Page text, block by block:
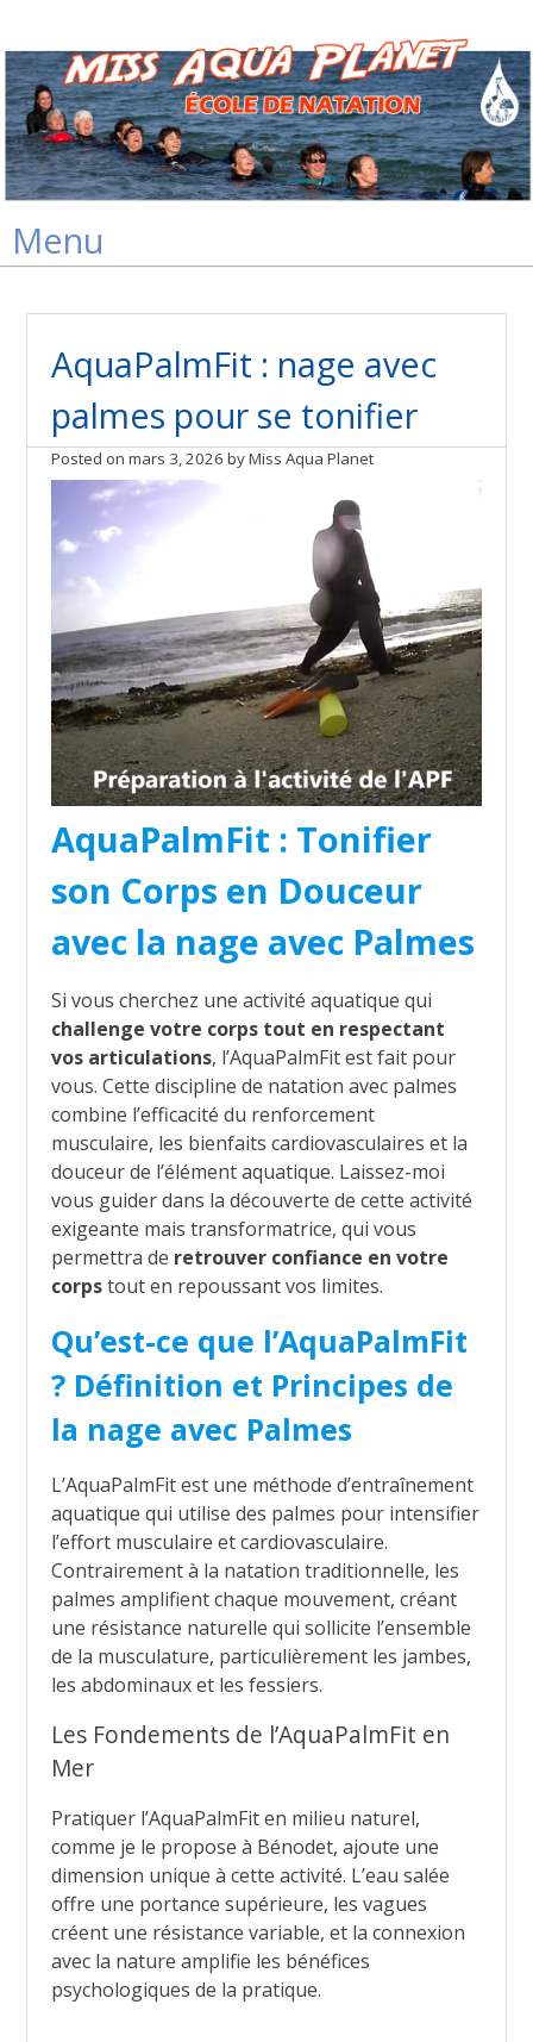
Menu
Skip
to
AquaPalmFit : nage avec
palmes pour se tonifier
Posted onmars 3, 2026 byMiss Aqua Planet
AquaPalmFit : Tonifier
son Corps en Douceur
avec la nage avec Palmes
Si vous cherchez une activité aquatique qui
challenge votre corps tout en respectant
vos articulations, l’AquaPalmFit est fait pour
vous. Cette discipline de natation avec palmes
combine l’efficacité du renforcement
musculaire, les bienfaits cardiovasculaires et la
douceur de l’élément aquatique. Laissez-moi
vous guider dans la découverte de cette activité
exigeante mais transformatrice, qui vous
permettra de retrouver confiance en votre
corpstout en repoussant vos limites.
Qu’est-ce que l’AquaPalmFit
? Définition et Principes de
la nage avec Palmes
L’AquaPalmFit est une méthode d’entraînement
aquatique qui utilise des palmes pour intensifier
l’effort musculaire et cardiovasculaire.
Contrairement à la natation traditionnelle, les
palmes amplifient chaque mouvement, créant
une résistance naturelle qui sollicite l’ensemble
de la musculature, particulièrement les jambes,
les abdominaux et les fessiers.
Les Fondements de l’AquaPalmFit en
Mer
Pratiquer l’AquaPalmFit en milieu naturel,
comme je le propose à Bénodet, ajoute une
dimension unique à cette activité. L’eau salée
offre une portance supérieure, les vagues
créent une résistance variable, et la connexion
avec la nature amplifie les bénéfices
psychologiques de la pratique.